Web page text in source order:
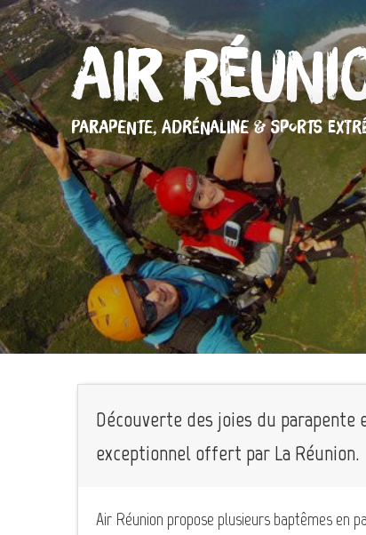
Air
PARAPENTE, ADRÉNALINE & SPORTS
Découverte des joies du
exceptionnel offert par La Réunion.
Air Réunion propose plusieurs baptêmes en